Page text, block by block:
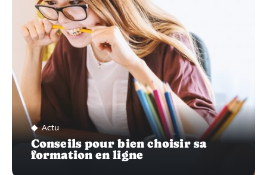
Actu
Conseils pour bien choisir sa
formation en ligne